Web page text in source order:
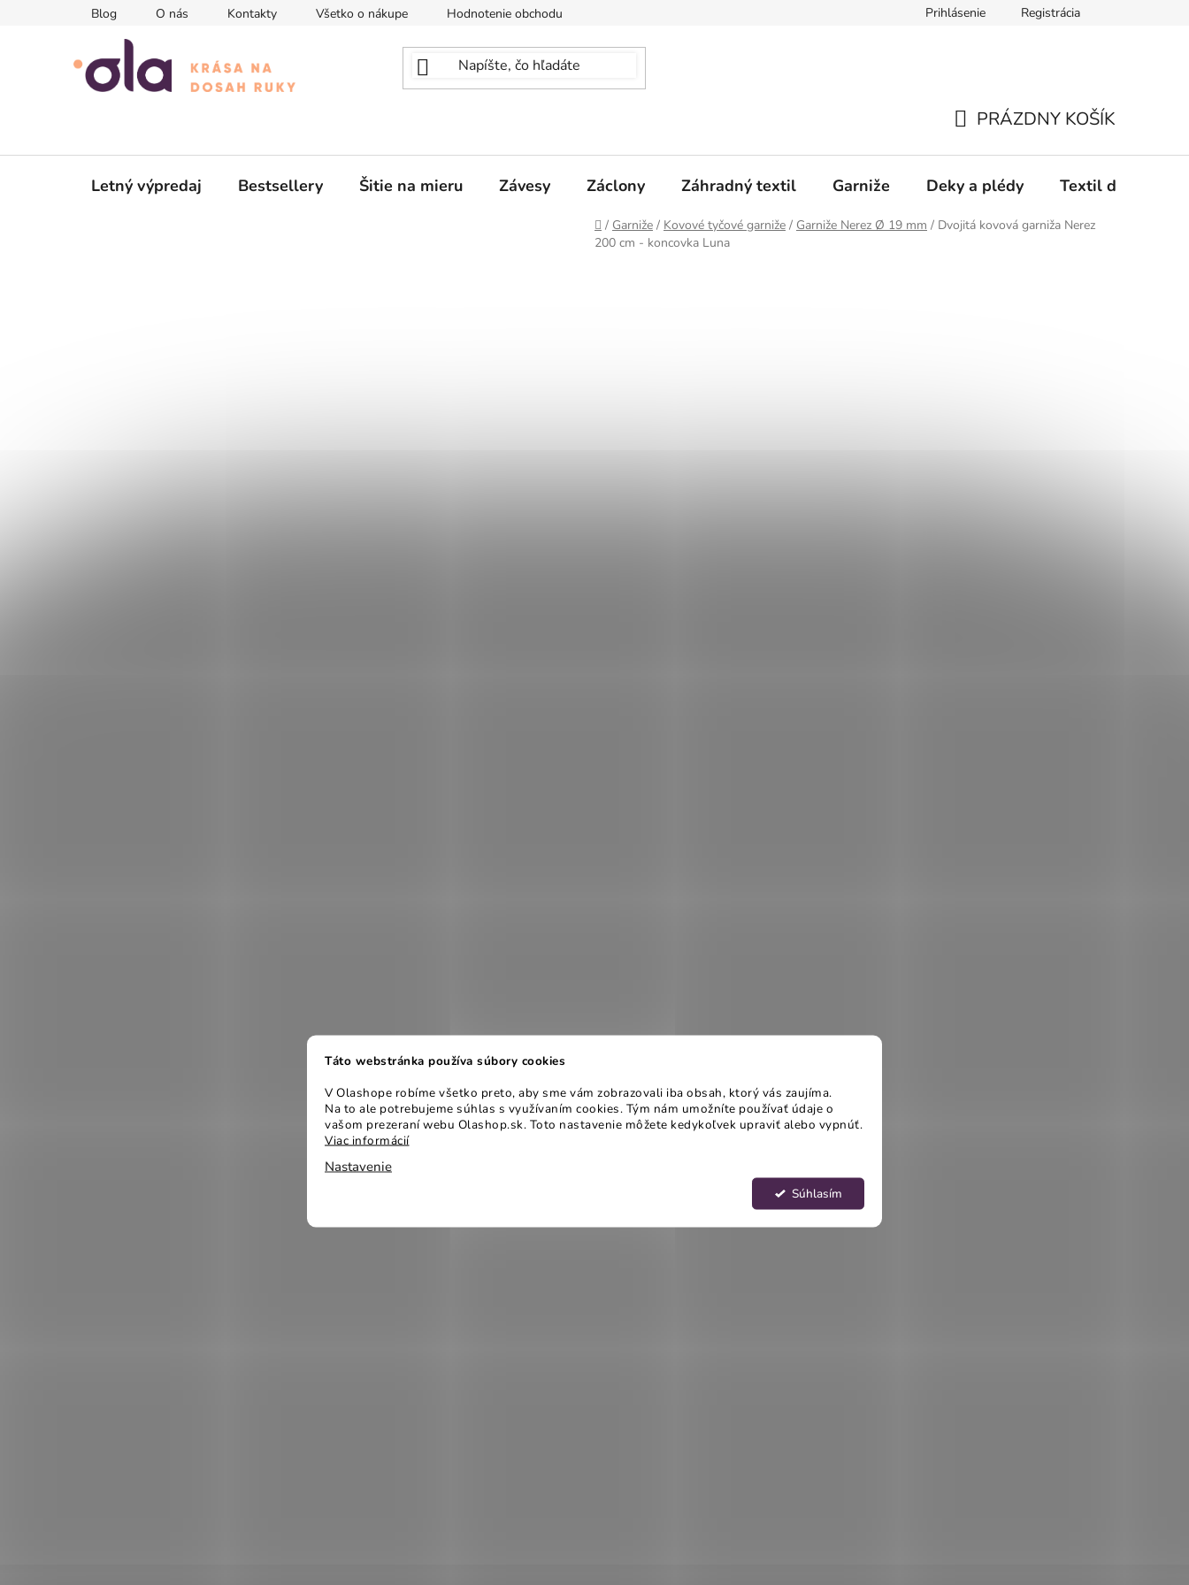
Táto webstránka používa súbory cookies
V Olashope robíme všetko preto, aby sme vám zobrazovali iba obsah, ktorý vás zaujíma.
Na to ale potrebujeme súhlas s využívaním cookies. Tým nám umožníte používať údaje o
vašom prezeraní webu Olashop.sk. Toto nastavenie môžete kedykoľvek upraviť alebo vypnúť.
Viac informácií
Nastavenie
Súhlasím
Blog O nás Kontakty Všetko o nákupe Hodnotenie obchodu Prihlásenie Registrácia
KOŠÍK
PRÁZDNY KOŠÍK
Letný výpredaj Bestsellery Šitie na mieru Závesy Záclony Záhradný textil Garniže Deky a plédy Textil do spálne
Domov
/ Garniže / Kovové tyčové garniže / Garniže Nerez Ø 19 mm / Dvojitá kovová garniža Nerez
200 cm - koncovka Luna